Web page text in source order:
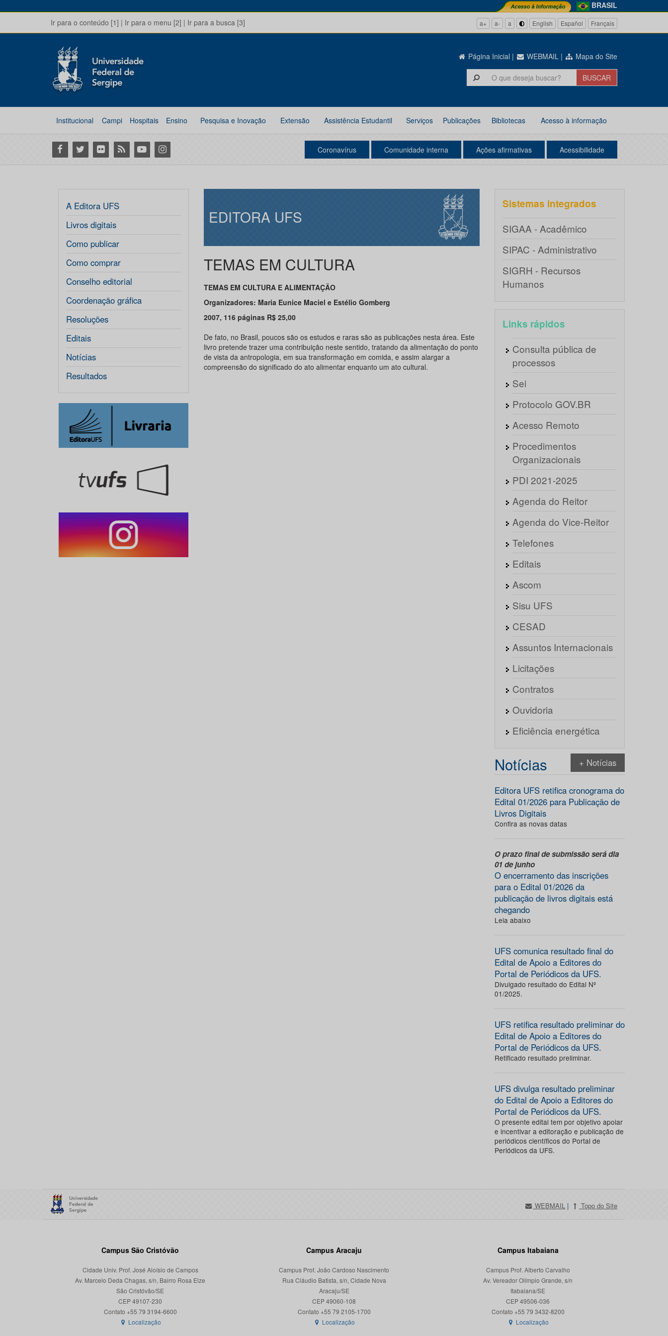
BRASIL
Ir para o conteúdo [1] | Ir para o menu [2] | Ir para a busca [3] a+ a- a English Español Français
Página Inicial | WEBMAIL | Mapa do Site
Institucional Campi Hospitais Ensino Pesquisa e Inovação Extensão Assistência Estudantil Serviços Publicações Bibliotecas Acesso à informação
Facebook
Twitter Flickr RSS YoutubeInstagram Coronavírus Comunidade interna Ações afirmativas Acessibilidade
A Editora UFS
Livros digitais
Como publicar
Como comprar
Conselho editorial
Coordenação gráfica
Resoluções
Editais
Notícias
Resultados
EDITORA UFS
TEMAS EM CULTURA
TEMAS EM CULTURA E ALIMENTAÇÃO
Organizadores: Maria Eunice Maciel e Estélio Gomberg
2007, 116 páginas R$ 25,00
De fato, no Brasil, poucos são os estudos e raras são as publicações nesta área. Este
livro pretende trazer uma contribuição neste sentido, tratando da alimentação do ponto
de vista da antropologia, em sua transformação em comida, e assim alargar a
compreensão do significado do ato alimentar enquanto um ato cultural.
Sistemas integrados
SIGAA - Acadêmico
SIPAC - Administrativo
SIGRH - Recursos
Humanos
Links rápidos
Consulta pública de
processos
Sei
Protocolo GOV.BR
Acesso Remoto
Procedimentos
Organizacionais
PDI 2021-2025
Agenda do Reitor
Agenda do Vice-Reitor
Telefones
Editais
Ascom
Sisu UFS
CESAD
Assuntos Internacionais
Licitações
Contratos
Ouvidoria
Eficiência energética
Notícias + Notícias
Editora UFS retifica cronograma do
Edital 01/2026 para Publicação de
Livros Digitais
Confira as novas datas
O prazo final de submissão será dia
01 de junho
O encerramento das inscrições
para o Edital 01/2026 da
publicação de livros digitais está
chegando
Leia abaixo
UFS comunica resultado final do
Edital de Apoio a Editores do
Portal de Periódicos da UFS.
Divulgado resultado do Edital Nº
01/2025.
UFS retifica resultado preliminar do
Edital de Apoio a Editores do
Portal de Periódicos da UFS.
Retificado resultado preliminar.
UFS divulga resultado preliminar
do Edital de Apoio a Editores do
Portal de Periódicos da UFS.
O presente edital tem por objetivo apoiar
e incentivar a editoração e publicação de
periódicos científicos do Portal de
Periódicos da UFS.
WEBMAIL | Topo do Site
Campus São Cristóvão
Cidade Univ. Prof. José Aloísio de Campos
Av. Marcelo Deda Chagas, s/n, Bairro Rosa Elze
São Cristóvão/SE
CEP 49107-230
Localização
Campus Aracaju
Campus Prof. João Cardoso Nascimento
Rua Cláudio Batista, s/n, Cidade Nova
Aracaju/SE
CEP 49060-108
Localização
Campus Itabaiana
Campus Prof. Alberto Carvalho
Av. Vereador Olímpio Grande, s/n
Itabaiana/SE
CEP 49506-036
Localização